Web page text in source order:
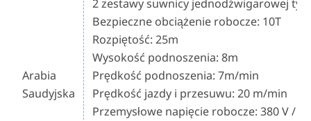
Arabia
Saudyjska
2 zestawy suwnicy jednodźwigarowej
Bezpieczne obciążenie robocze: 10T
Rozpiętość: 25m
Wysokość podnoszenia: 8m
Prędkość podnoszenia: 7m/min
Prędkość jazdy i przesuwu: 20 m/min
Przemysłowe napięcie robocze: 380 V /